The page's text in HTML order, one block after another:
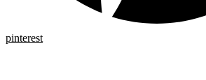
pinterest